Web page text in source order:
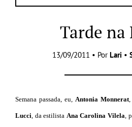
Tarde na
13/09/2011 • Por Lari •
Semana passada, eu, Antonia Monnerat
Lucci , da estilista Ana Carolina Vilela ,